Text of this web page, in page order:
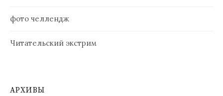
фото челлендж
Читательский экстрим
АРХИВЫ